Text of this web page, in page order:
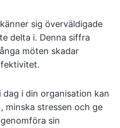
sig överväldigade
delta i. Denna siffra
möten skadar
i din organisation kan
minska stressen och ge
sin